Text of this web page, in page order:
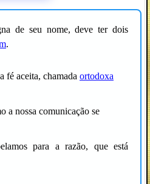
de seu nome, deve ter dois
.
fé aceita, chamada ortodoxa
a nossa comunicação se
para a razão, que está